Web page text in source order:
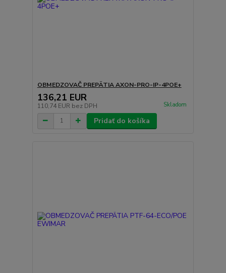
OBMEDZOVAČ PREPÄTIA AXON-PRO-IP-4POE+
136,21 EUR
110,74 EUR bez DPH Skladom
Pridať do košíka